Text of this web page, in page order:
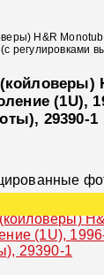
H&R
регулировками
(1U),
29390-1